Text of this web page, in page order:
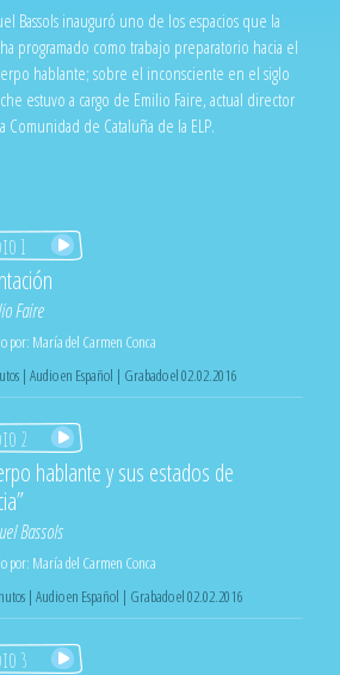
Bassols inauguró uno de los espacios que la
programado como trabajo preparatorio hacia el
hablante; sobre el inconsciente en el siglo
estuvo a cargo de Emilio Faire, actual director
de Cataluña de la ELP.
1
Faire
por: María del Carmen Conca
| Audio en Español | Grabado el 02.02.2016
2
hablante y sus estados de
Bassols
por: María del Carmen Conca
| Audio en Español | Grabado el 02.02.2016
3